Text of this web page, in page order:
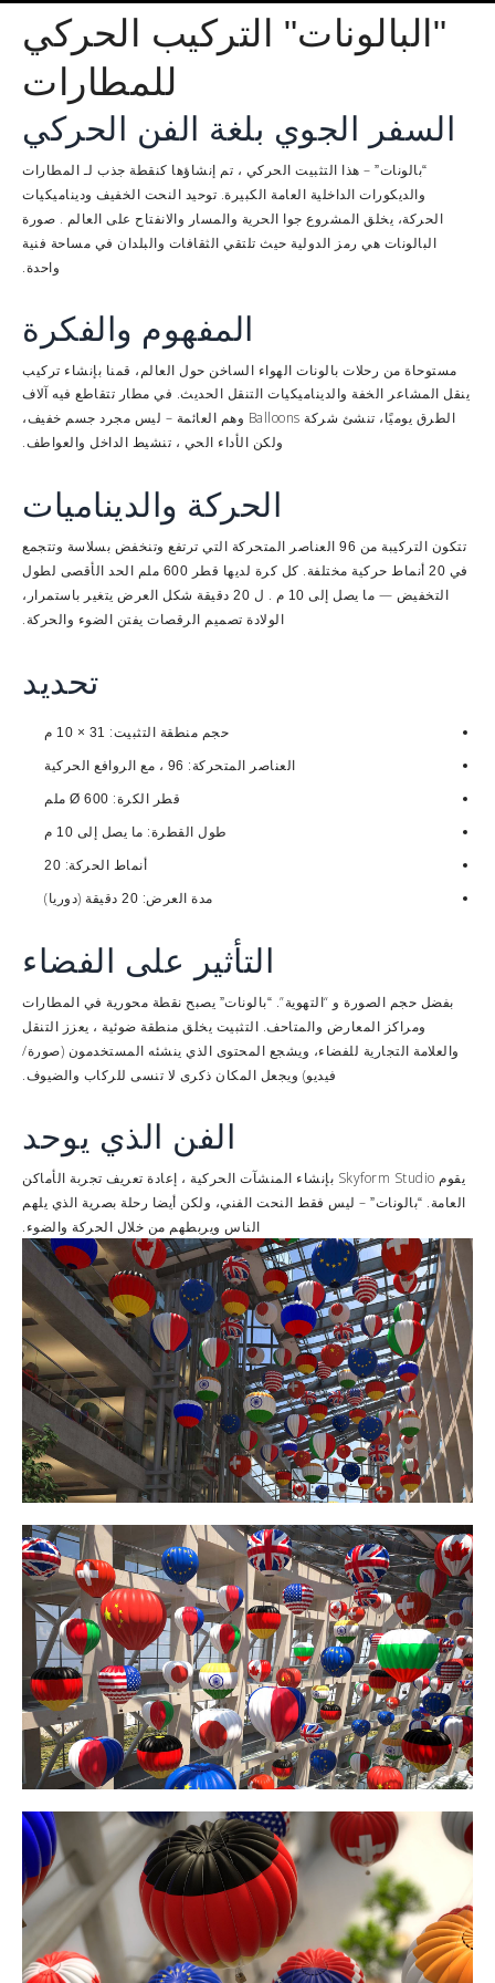
"البالونات" التركيب الحركي
للمطارات
السفر الجوي بلغة الفن الحركي
“بالونات” – هذا التثبيت الحركي ، تم إنشاؤها كنقطة جذب لـ المطارات
والديكورات الداخلية العامة الكبيرة. توحيد النحت الخفيف وديناميكيات
الحركة، يخلق المشروع جوا
الحرية والمسار والانفتاح على العالم . صورة
البالونات هي رمز
الدولية حيث تلتقي الثقافات والبلدان في مساحة فنية
واحدة.
المفهوم والفكرة
مستوحاة من رحلات بالونات الهواء الساخن حول العالم، قمنا بإنشاء تركيب
ينقل المشاعر
الخفة والديناميكيات التنقل الحديث. في مطار تتقاطع فيه آلاف
الطرق يوميًا، تنشئ شركة Balloons
وهم العائمة – ليس مجرد جسم خفيف،
ولكن
الأداء الحي ، تنشيط الداخل والعواطف.
الحركة والديناميات
تتكون التركيبة من 96 العناصر المتحركة التي ترتفع وتنخفض بسلاسة وتتجمع
في 20 أنماط حركية مختلفة. كل كرة لديها قطر 600 ملم
الحد الأقصى لطول
التخفيض — ما يصل إلى 10 م . ل 20 دقيقة
شكل العرض يتغير باستمرار،
الولادة تصميم الرقصات يفتن الضوء والحركة.
تحديد
حجم منطقة التثبيت: 31 × 10 م
العناصر المتحركة: 96 ، مع الروافع الحركية
قطر الكرة: Ø 600 ملم
طول القطرة: ما يصل إلى 10 م
أنماط الحركة: 20
مدة العرض: 20 دقيقة (دوريا)
التأثير على الفضاء
بفضل حجم الصورة و “التهوية”. “بالونات” يصبح نقطة محورية في المطارات
ومراكز المعارض والمتاحف. التثبيت يخلق منطقة ضوئية ، يعزز التنقل
والعلامة التجارية للفضاء، ويشجع
المحتوى الذي ينشئه المستخدمون (صورة/
فيديو) ويجعل المكان ذكرى لا تنسى للركاب والضيوف.
الفن الذي يوحد
يقوم Skyform Studio بإنشاء المنشآت الحركية ، إعادة تعريف تجربة الأماكن
العامة. “بالونات” – ليس فقط النحت الفني، ولكن أيضا رحلة بصرية الذي يلهم
الناس ويربطهم من خلال الحركة والضوء.